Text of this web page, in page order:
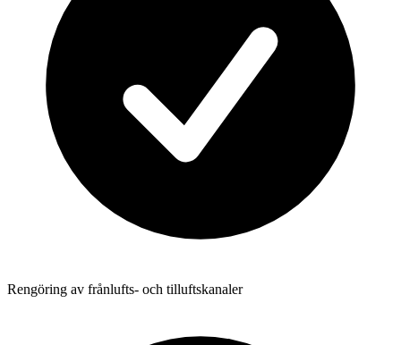
Rengöring av frånlufts- och tilluftskanaler